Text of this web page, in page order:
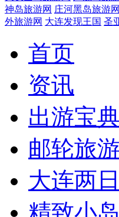
神岛旅游网 庄河黑岛旅游网
外旅游网 大连发现王国 圣
首页
资讯
出游宝典
邮轮旅游
大连两